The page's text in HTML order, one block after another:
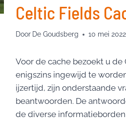
Celtic Fields
Door De Goudsberg 10 mei 2022
Voor de cache bezoekt u de
enigszins ingewijd te
ijzertijd, zijn onderstaande
beantwoorden. De
de diverse